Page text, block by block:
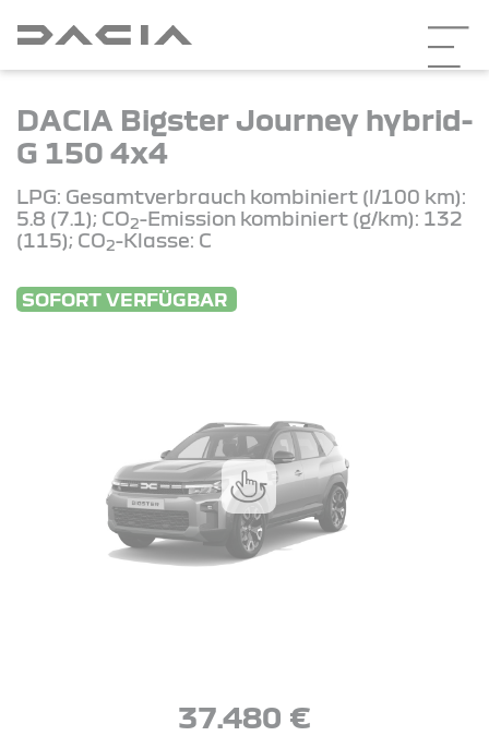
DACIA Bigster Journey hybrid-
G 150 4x4
LPG: Gesamtverbrauch kombiniert (l/100 km):
5.8 (7.1); CO2-Emission kombiniert (g/km): 132
(115); CO2-Klasse: C
SOFORT VERFÜGBAR
37.480 €